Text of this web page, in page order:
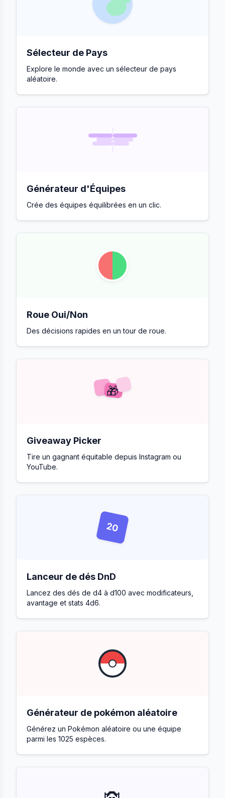
Sélecteur de Pays
Explore le monde avec un sélecteur de pays
aléatoire.
Générateur d'Équipes
Crée des équipes équilibrées en un clic.
Roue Oui/Non
Des décisions rapides en un tour de roue.
🎁
Giveaway Picker
Tire un gagnant équitable depuis Instagram ou
YouTube.
20
Lanceur de dés DnD
Lancez des dés de d4 à d100 avec modificateurs,
avantage et stats 4d6.
Générateur de pokémon aléatoire
Générez un Pokémon aléatoire ou une équipe
parmi les 1025 espèces.